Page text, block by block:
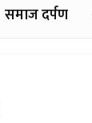
समाज दर्पण